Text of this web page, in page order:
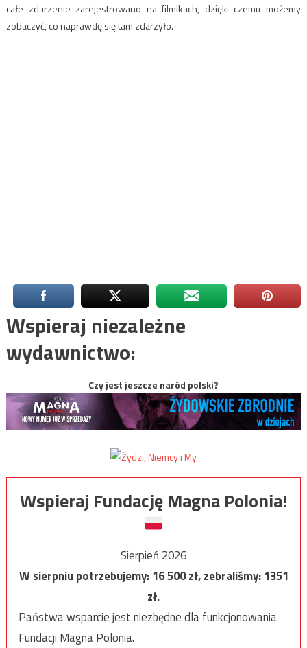
całe zdarzenie zarejestrowano na filmikach, dzięki czemu możemy
zobaczyć, co naprawdę się tam zdarzyło.
Wspieraj niezależne
wydawnictwo:
Czy jest jeszcze naród polski?
Wspieraj Fundację Magna Polonia!
Sierpień 2026
W sierpniu potrzebujemy:16 500zł, zebraliśmy:1351
zł.
Państwa wsparcie jest niezbędne dla funkcjonowania
Fundacji Magna Polonia.